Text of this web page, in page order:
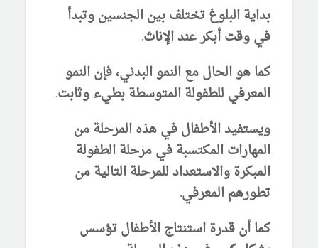
بداية البلوغ تختلف بين الجنسين وتبدأ
في وقت أبكر عند الإناث.
كما هو الحال مع النمو البدني، فإن النمو
المعرفي للطفولة المتوسطة بطيء وثابت.
ويستفيد الأطفال في هذه المرحلة من
المهارات المكتسبة في مرحلة الطفولة
المبكرة والاستعداد للمرحلة التالية من
تطورهم المعرفي.
كما أن قدرة استنتاج الأطفال تؤسس